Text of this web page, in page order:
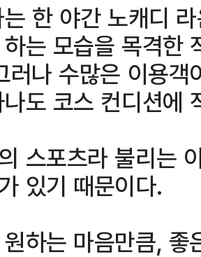
한 야간 노캐디
는 모습을 목격한
러나 수많은 이용
도 코스 컨디션에
스포츠라 불리는
있기 때문이다.
하는 마음만큼,